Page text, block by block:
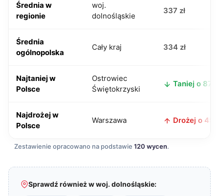
Średnia w
regionie
woj.
dolnośląskie
337 zł
Średnia
ogólnopolska
Cały kraj 334 zł
Najtaniej w
Polsce
Ostrowiec
Świętokrzyski
Taniej o 87
Najdrożej w
Polsce
Warszawa Drożej o 45
Zestawienie opracowano na podstawie 120 wycen.
Sprawdź również w woj. dolnośląskie: